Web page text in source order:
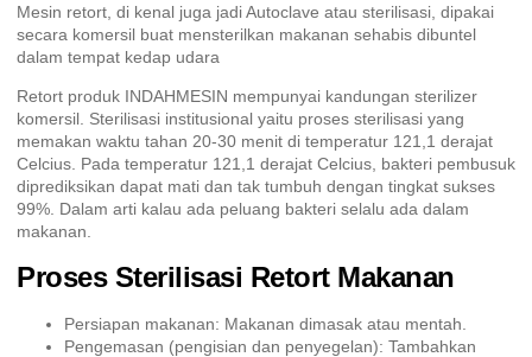
Mesin retort, di kenal juga jadi Autoclave atau sterilisasi, dipakai
secara komersil buat mensterilkan makanan sehabis dibuntel
dalam tempat kedap udara
Retort produk INDAHMESIN mempunyai kandungan sterilizer
komersil. Sterilisasi institusional yaitu proses sterilisasi yang
memakan waktu tahan 20-30 menit di temperatur 121,1 derajat
Celcius. Pada temperatur 121,1 derajat Celcius, bakteri pembusuk
diprediksikan dapat mati dan tak tumbuh dengan tingkat sukses
99%. Dalam arti kalau ada peluang bakteri selalu ada dalam
makanan.
Proses Sterilisasi Retort Makanan
Persiapan makanan: Makanan dimasak atau mentah.
Pengemasan (pengisian dan penyegelan): Tambahkan